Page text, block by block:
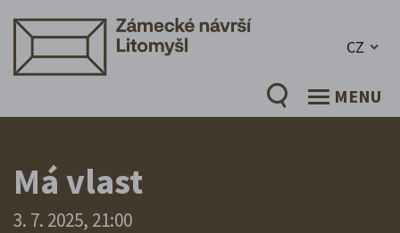
CZ
MENU
Má vlast
3. 7. 2025, 21:00